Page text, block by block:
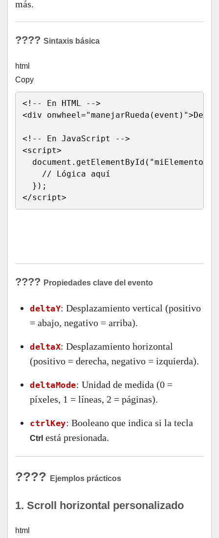
más.
???? Sintaxis básica
html
Copy
<!-- En HTML -->
<div onwheel="manejarRueda ( event ) ">
<!-- En JavaScript -->
<script>
  document
. getElementById ( "miElemento"
// Lógica aquí
} ) ;
</script>
???? Propiedades clave del evento
deltaY: Desplazamiento vertical (positivo
= abajo, negativo = arriba).
deltaX: Desplazamiento horizontal
(positivo = derecha, negativo = izquierda).
deltaMode: Unidad de medida (0 =
píxeles, 1 = líneas, 2 = páginas).
ctrlKey: Booleano que indica si la tecla
Ctrl está presionada.
???? Ejemplos prácticos
1. Scroll horizontal personalizado
html